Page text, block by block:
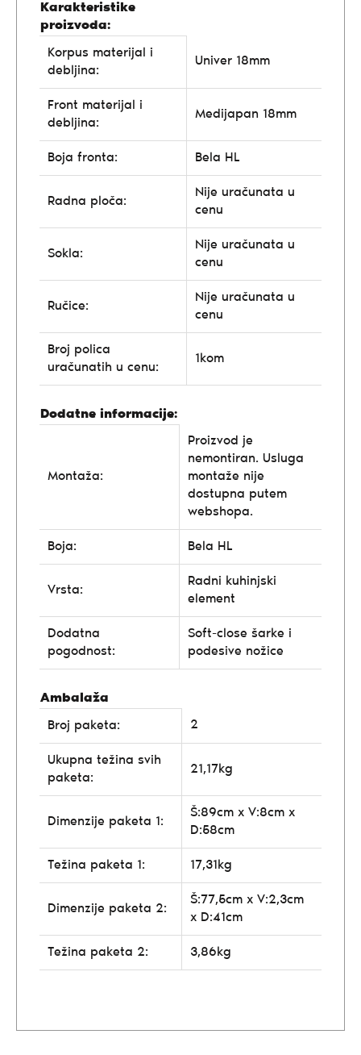
Karakteristike
proizvoda:
Korpus materijal i
debljina:
Univer 18mm
Front materijal i
debljina:
Medijapan 18mm
Boja fronta: Bela HL
Radna ploča:
Nije uračunata u
cenu
Sokla:
Nije uračunata u
cenu
Ručice:
Nije uračunata u
cenu
Broj polica
uračunatih u cenu:
1kom
Dodatne informacije:
Montaža:
Proizvod je
nemontiran. Usluga
montaže nije
dostupna putem
webshopa.
Boja: Bela HL
Vrsta:
Radni kuhinjski
element
Dodatna
pogodnost:
Soft-close šarke i
podesive nožice
Ambalaža
Broj paketa:
2
Ukupna težina svih
paketa:
21,17kg
Dimenzije paketa 1:
Š:89cm x V:8cm x
D:58cm
Težina paketa 1: 17,31kg
Dimenzije paketa 2:
Š:77,5cm x V:2,3cm
x D:41cm
Težina paketa 2: 3,86kg